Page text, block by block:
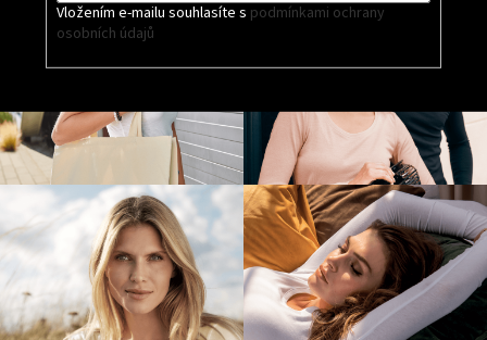
Vložením e-mailu souhlasíte s podmínkami ochrany
osobních údajů